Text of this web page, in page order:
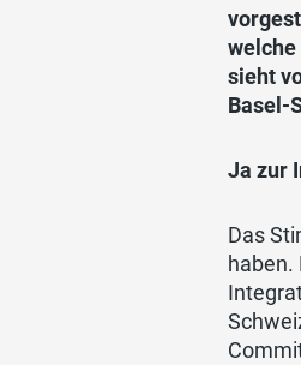
sieht
Basel-
Ja zur
Das